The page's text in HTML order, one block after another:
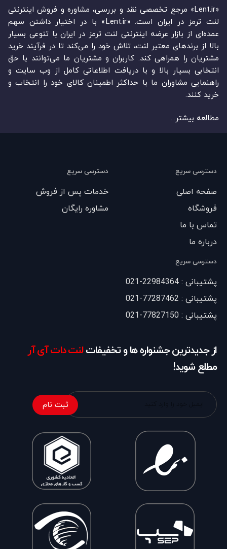
«Lent.ir» مرجع تخصصی نقد و بررسی، مشاوره و فروش اینترنتی
لنت ترمز در ایران است. «Lent.ir» با در اختیار داشتن سهم
عمده‏‌ای از بازار عرضه اینترنتی لنت ترمز در ایران با تنوعی بسیار
بالا از برندهای معتبر لنت، تلاش خود را می‌‏‏کند تا در فرآیند خرید
مشتریان را همراهی کند. کاربران و مشتریان ما می‏‏‌توانند با حق
انتخابی بسیار بالا و با دریافت اطلاعاتی کامل از وب سایت و
راهنمایی مشاوران ما با حداکثر اطمینان کالای خود را انتخاب و
خرید کنند.
مطالعه بیشتر...
دسترسی سریع
صفحه اصلی
فروشگاه
تماس با ما
درباره ما
دسترسی سریع
خدمات پس از فروش
مشاوره رایگان
دسترسی سریع
پشتیبانی : 22984364-021
پشتیبانی : 77287462-021
پشتیبانی : 77827150-021
از جدیدترین جشنواره ها و تخفیفاتلنت دات آی آر
مطلع شوید!
ثبت نام